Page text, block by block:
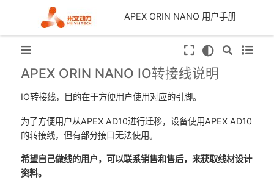
APEX ORIN NANO 用户手册
APEX ORIN NANO IO转接线说明
IO转接线，目的在于方便用户使用对应的引脚。
为了方便用户从APEX AD10进行迁移，设备使用APEX AD10
的转接线，但有部分接口无法使用。
希望自己做线的用户，可以联系销售和售后，来获取线材设计
资料。